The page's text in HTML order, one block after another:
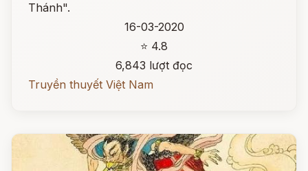
Thánh".
16-03-2020
⭐ 4.8
6,843 lượt đọc
Truyền thuyết Việt Nam